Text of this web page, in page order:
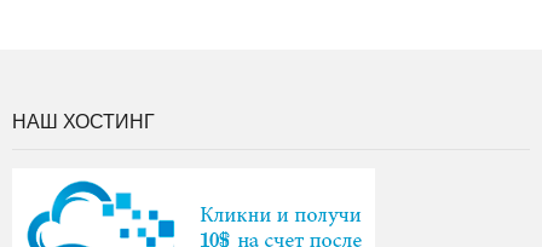
НАШ ХОСТИНГ